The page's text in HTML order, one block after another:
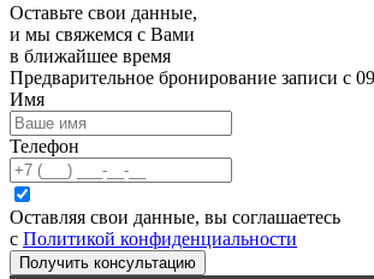
Оставьте свои данные,
и мы свяжемся с Вами
в ближайшее время
Предварительное бронирование записи с
Имя
Телефон
Оставляя свои данные, вы соглашаетесь
с Политикой конфиденциальности
Получить консультацию